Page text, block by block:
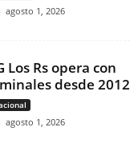
agosto 1, 2026
Los Rs opera con
desde 2012
agosto 1, 2026